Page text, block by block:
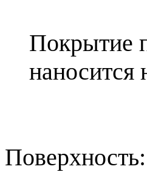
Покрытие
наносится
Поверхность: